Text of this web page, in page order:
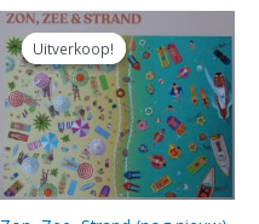
Uitverkoop!
Uitverkoop!
Oorspronkelijke
prijs
was:
€14,00.
Huidige
prijs
is:
€12,50.